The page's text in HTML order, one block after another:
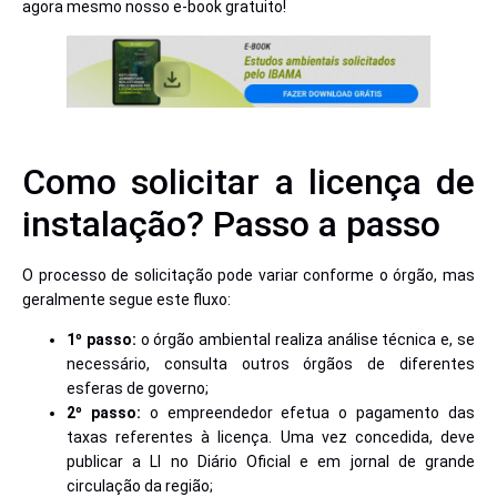
agora mesmo nosso e-book gratuito!
Como solicitar a licença de
instalação? Passo a passo
O processo de solicitação pode variar conforme o órgão, mas
geralmente segue este fluxo:
1º passo: o órgão ambiental realiza análise técnica e, se
necessário, consulta outros órgãos de diferentes
esferas de governo;
2º passo: o empreendedor efetua o pagamento das
taxas referentes à licença. Uma vez concedida, deve
publicar a LI no Diário Oficial e em jornal de grande
circulação da região;